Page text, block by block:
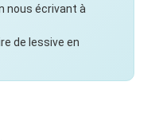
nous écrivant à
de lessive en